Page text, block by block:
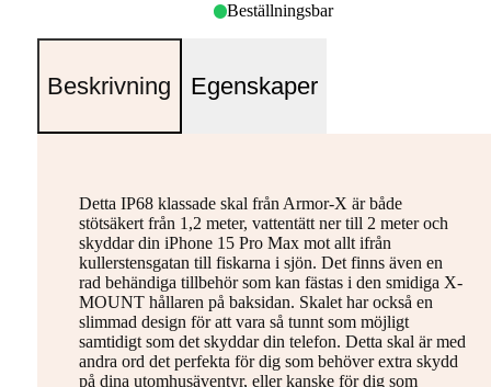
Beställningsbar
Beskrivning Egenskaper
Detta IP68 klassade skal från Armor-X är både
stötsäkert från 1,2 meter, vattentätt ner till 2 meter och
skyddar din iPhone 15 Pro Max mot allt ifrån
kullerstensgatan till fiskarna i sjön. Det finns även en
rad behändiga tillbehör som kan fästas i den smidiga X-
MOUNT hållaren på baksidan. Skalet har också en
slimmad design för att vara så tunnt som möjligt
samtidigt som det skyddar din telefon. Detta skal är med
andra ord det perfekta för dig som behöver extra skydd
på dina utomhusäventyr, eller kanske för dig som